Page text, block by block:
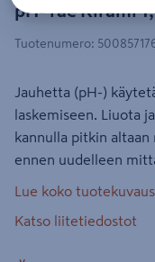
pH- rae Kirami
Tuotenumero:
Jauhetta (pH-)
laskemiseen. Liuota
kannulla pitkin
ennen uudelleen
Lue koko tuotekuvaus
Katso liitetiedostot